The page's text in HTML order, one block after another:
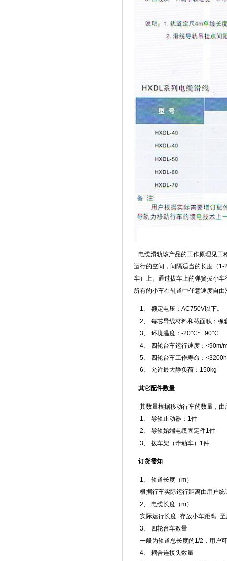
电缆滑轨该产品的工作原理见工
运行的空间，间隔适当的长度（
车）上。通过拔车上的弹簧拔小
所有的小车在轧道中任意速度自
1、 额定电压：AC750V以下。
2、 每芯导线材料和截面积：橡
3、 环境温度：-20°C~+90°C
4、 四轮台车运行速度：<90m/
5、 四轮台车工作寿命：<3200h
6、 允许最大静负荷：150kg
其它配件数量
其数量根据移动行车的数量，由
1、 导轨止动器：1件
2、 导轨始端电缆固定件1件
3、 拨车架（牵动车）1件
订货需知
1、 轨道长度（m）
根据行车实际运行距离由用户统
2、 电缆长度（m）
实际运行长度+存放小车距离+
3、 四轮台车数量
一般为轨道总长度的1/2，用户
4、 耦合连接头数量